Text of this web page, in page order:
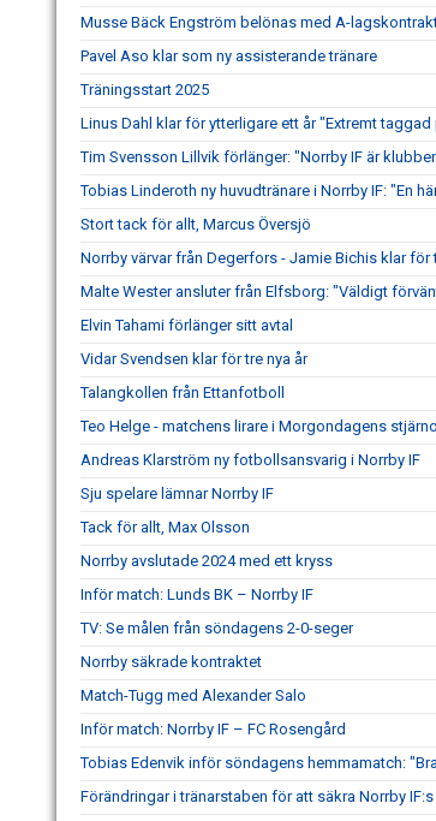
Musse Bäck Engström belönas med A-
Pavel Aso klar som ny assisterande tränare
Träningsstart 2025
Linus Dahl klar för ytterligare ett år "Extremt taggad
Tim Svensson Lillvik förlänger: "Norrby IF är
Tobias Linderoth ny huvudtränare i Norrby IF: "En
Stort tack för allt, Marcus Översjö
Norrby värvar från Degerfors - Jamie Bichis klar
Malte Wester ansluter från Elfsborg: "Väldigt
Elvin Tahami förlänger sitt avtal
Vidar Svendsen klar för tre nya år
Talangkollen från Ettanfotboll
Teo Helge - matchens lirare i Morgondagens
Andreas Klarström ny fotbollsansvarig i Norrby IF
Sju spelare lämnar Norrby IF
Tack för allt, Max Olsson
Norrby avslutade 2024 med ett kryss
Inför match: Lunds BK – Norrby IF
TV: Se målen från söndagens 2-0-seger
Norrby säkrade kontraktet
Match-Tugg med Alexander Salo
Inför match: Norrby IF – FC Rosengård
Tobias Edenvik inför söndagens hemmamatch:
Förändringar i tränarstaben för att säkra Norrby